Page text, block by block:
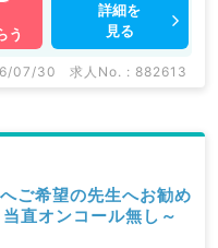
う
詳細を
見る
07/30 求人No. : 882613
ご希望の先生へお勧め
直オンコール無し～